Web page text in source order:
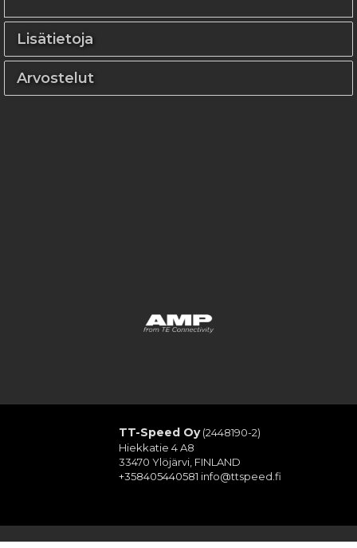
Lisätietoja
Arvostelut
TT-Speed Oy(2448190-2)
Hiekkatie 4 A8
33470 Ylöjärvi, FINLAND
+358405440581 info@ttspeed.fi